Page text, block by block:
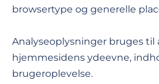
browsertype og generelle
Analyseoplysninger bruges til
hjemmesidens ydeevne,
brugeroplevelse.